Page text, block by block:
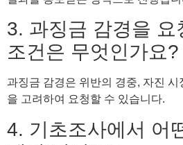
3. 과징금 감경을 요
조건은 무엇인가요?
과징금 감경은 위반의 경중, 자진
을 고려하여 요청할 수 있습니다.
4. 기초조사에서 어